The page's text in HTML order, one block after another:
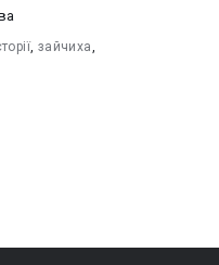
, зайчиха,